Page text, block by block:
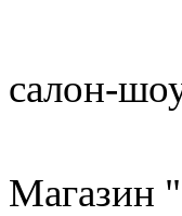
салон-
Магазин